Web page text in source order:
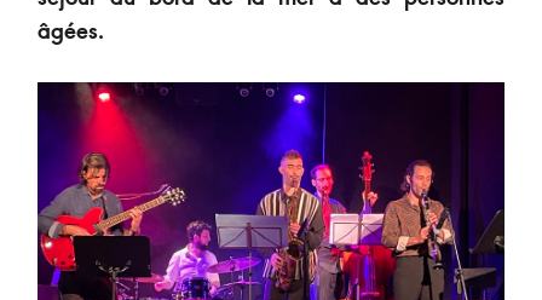
âgées.